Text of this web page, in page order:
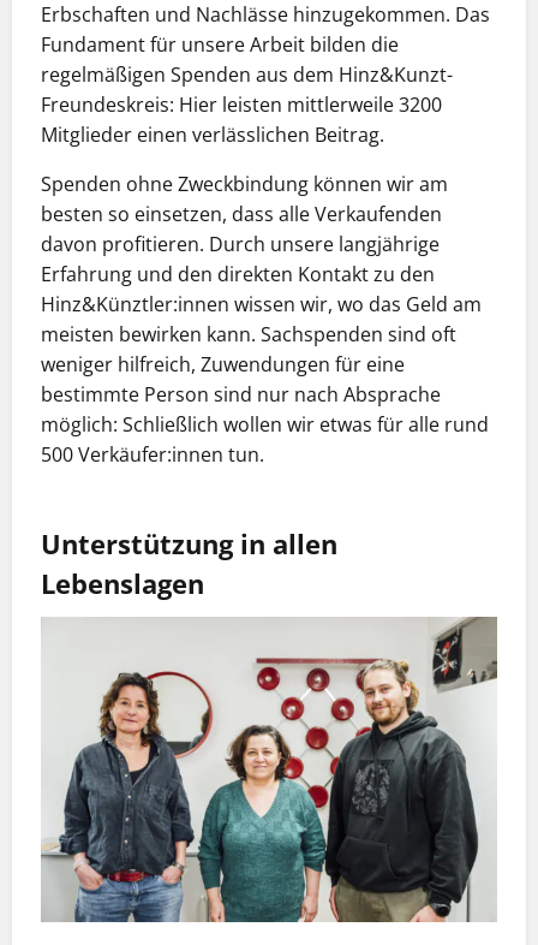
Erbschaften und Nachlässe hinzugekommen. Das
Fundament für unsere Arbeit bilden die
regelmäßigen Spenden aus dem Hinz&Kunzt-
Freundeskreis: Hier leisten mittlerweile 3200
Mitglieder einen verlässlichen Beitrag.
Spenden ohne Zweckbindung können wir am
besten so einsetzen, dass alle Verkaufenden
davon profitieren. Durch unsere langjährige
Erfahrung und den direkten Kontakt zu den
Hinz&Künztler:innen wissen wir, wo das Geld am
meisten bewirken kann. Sachspenden sind oft
weniger hilfreich, Zuwendungen für eine
bestimmte Person sind nur nach Absprache
möglich: Schließlich wollen wir etwas für alle rund
500 Verkäufer:innen tun.
Unterstützung in allen
Lebenslagen